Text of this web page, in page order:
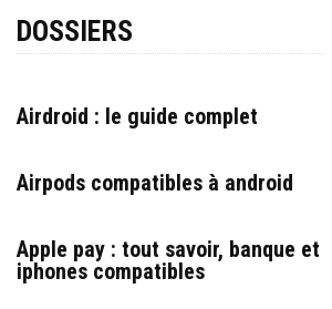
DOSSIERS
Airdroid : le guide complet
Airpods compatibles à android
Apple pay : tout savoir, banque et
iphones compatibles